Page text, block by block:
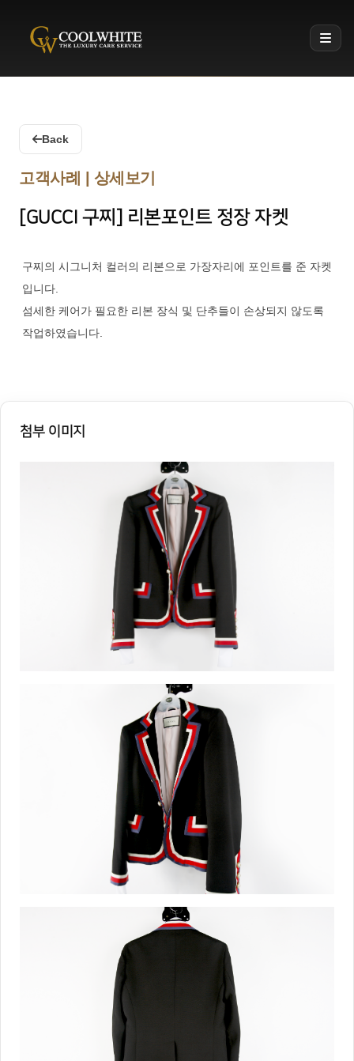
Coolwhite
Back
고객사례 | 상세보기
[GUCCI 구찌] 리본포인트 정장 자켓
구찌의 시그니처 컬러의 리본으로 가장자리에 포인트를 준 자켓
입니다.
섬세한 케어가 필요한 리본 장식 및 단추들이 손상되지 않도록
작업하였습니다.
첨부 이미지